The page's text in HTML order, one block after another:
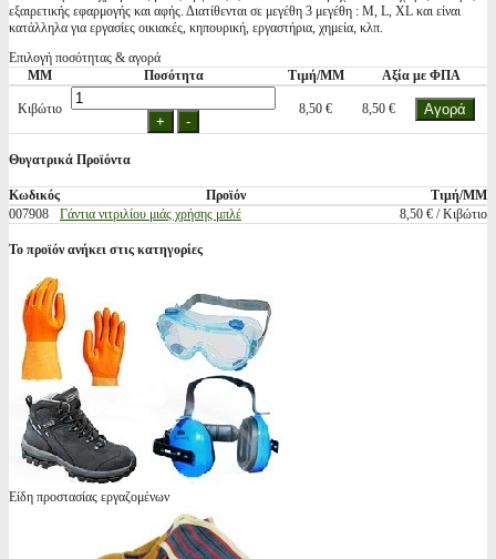
εξαιρετικής εφαρμογής και αφής. Διατίθενται σε μεγέθη 3 μεγέθη : M, L, XL και είναι
κατάλληλα για εργασίες οικιακές, κηπουρική, εργαστήρια, χημεία, κλπ.
Επιλογή ποσότητας & αγορά
ΜΜ
Ποσότητα Τιμή/ΜΜ Αξία με ΦΠΑ
Κιβώτιο 8,50 € 8,50 €
Θυγατρικά Προϊόντα
Κωδικός Προϊόν
Τιμή/ΜΜ
007908
Γάντια νιτριλίου μιάς χρήσης μπλέ 8,50 € / Κιβώτιο
Το προϊόν ανήκει στις κατηγορίες
Είδη προστασίας εργαζομένων